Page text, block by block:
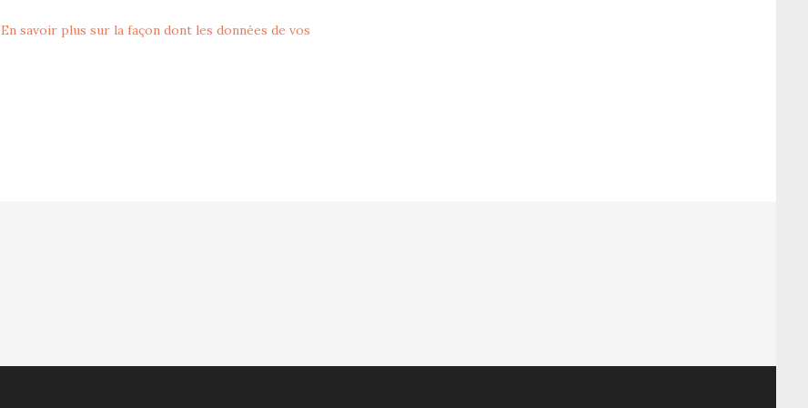
En savoir plus sur la façon dont les données de vos